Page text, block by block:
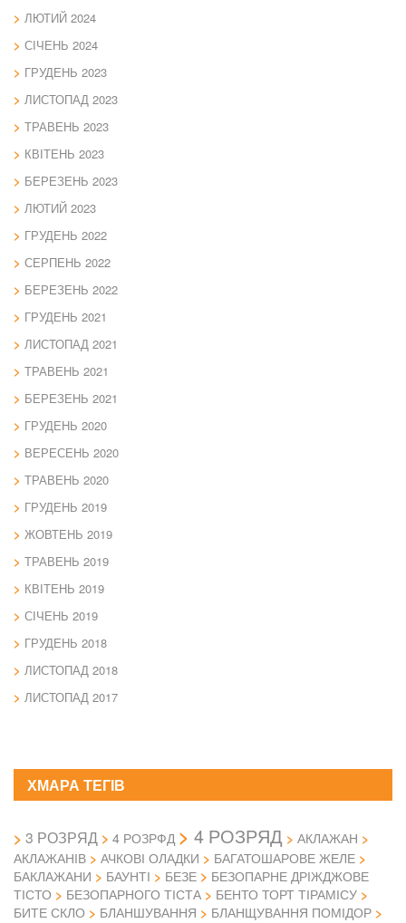
ЛЮТИЙ 2024
СІЧЕНЬ 2024
ГРУДЕНЬ 2023
ЛИСТОПАД 2023
ТРАВЕНЬ 2023
КВІТЕНЬ 2023
БЕРЕЗЕНЬ 2023
ЛЮТИЙ 2023
ГРУДЕНЬ 2022
СЕРПЕНЬ 2022
БЕРЕЗЕНЬ 2022
ГРУДЕНЬ 2021
ЛИСТОПАД 2021
ТРАВЕНЬ 2021
БЕРЕЗЕНЬ 2021
ГРУДЕНЬ 2020
ВЕРЕСЕНЬ 2020
ТРАВЕНЬ 2020
ГРУДЕНЬ 2019
ЖОВТЕНЬ 2019
ТРАВЕНЬ 2019
КВІТЕНЬ 2019
СІЧЕНЬ 2019
ГРУДЕНЬ 2018
ЛИСТОПАД 2018
ЛИСТОПАД 2017
ХМАРА ТЕГІВ
3 РОЗРЯД 4 РОЗРФД 4 РОЗРЯД
АКЛАЖАН
АКЛАЖАНІВ
АЧКОВІ ОЛАДКИ
БАГАТОШАРОВЕ ЖЕЛЕ
БАКЛАЖАНИ
БАУНТІ БЕЗЕ
БЕЗОПАРНЕ ДРІЖДЖОВЕ
ТІСТО
БЕЗОПАРНОГО ТІСТА
БЕНТО ТОРТ ТІРАМІСУ
БИТЕ СКЛО
БЛАНШУВАННЯ
БЛАНЩУВАННЯ ПОМІДОР